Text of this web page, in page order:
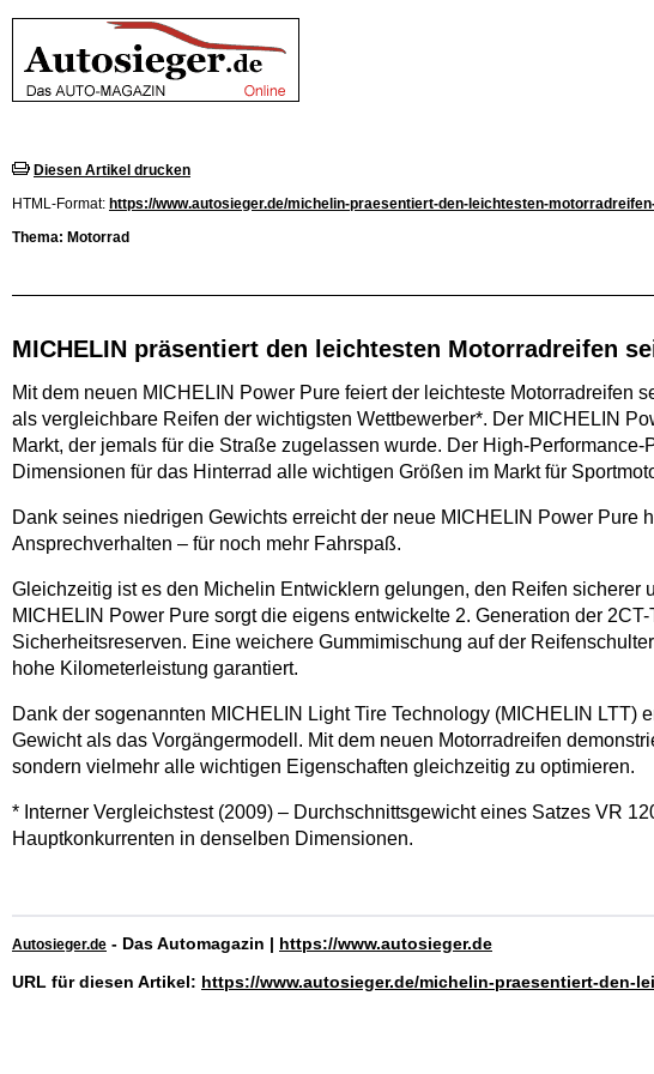
Diesen Artikel drucken
HTML-Format: https://www.autosieger.de/michelin-praesentiert-den-leichtesten-
Thema: Motorrad
MICHELIN präsentiert den leichtesten Motorradreifen
Mit dem neuen MICHELIN Power Pure feiert der leichteste Motorradreifen
als vergleichbare Reifen der wichtigsten Wettbewerber*. Der MICHELIN
Markt, der jemals für die Straße zugelassen wurde. Der High-
Dimensionen für das Hinterrad alle wichtigen Größen im Markt für
Dank seines niedrigen Gewichts erreicht der neue MICHELIN Power
Ansprechverhalten – für noch mehr Fahrspaß.
Gleichzeitig ist es den Michelin Entwicklern gelungen, den Reifen
MICHELIN Power Pure sorgt die eigens entwickelte 2. Generation der
Sicherheitsreserven. Eine weichere Gummimischung auf der
hohe Kilometerleistung garantiert.
Dank der sogenannten MICHELIN Light Tire Technology (MICHELIN
Gewicht als das Vorgängermodell. Mit dem neuen Motorradreifen
sondern vielmehr alle wichtigen Eigenschaften gleichzeitig zu optimieren.
* Interner Vergleichstest (2009) – Durchschnittsgewicht eines Satzes VR
Hauptkonkurrenten in denselben Dimensionen.
Autosieger.de - Das Automagazin | https://www.autosieger.de
URL für diesen Artikel: https://www.autosieger.de/michelin-praesentiert-den-